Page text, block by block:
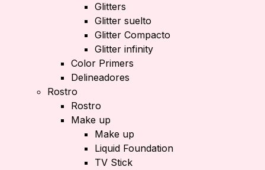
Glitters
Glitter suelto
Glitter Compacto
Glitter infinity
Color Primers
Delineadores
Rostro
Rostro
Make up
Make up
Liquid Foundation
TV Stick